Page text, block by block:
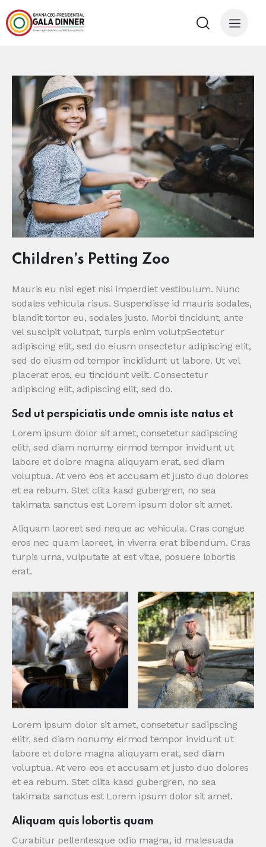
Children’s Petting Zoo
Mauris eu nisi eget nisi imperdiet vestibulum. Nunc
sodales vehicula risus. Suspendisse id mauris sodales,
blandit tortor eu, sodales justo. Morbi tincidunt, ante
vel suscipit volutpat, turpis enim volutpSectetur
adipiscing elit, sed do eiusm onsectetur adipiscing elit,
sed do eiusm od tempor incididunt ut labore. Ut vel
placerat eros, eu tincidunt velit. Consectetur
adipiscing elit, adipiscing elit, sed do.
Sed ut perspiciatis unde omnis iste natus et
Lorem ipsum dolor sit amet, consetetur sadipscing
elitr, sed diam nonumy eirmod tempor invidunt ut
labore et dolore magna aliquyam erat, sed diam
voluptua. At vero eos et accusam et justo duo dolores
et ea rebum. Stet clita kasd gubergren, no sea
takimata sanctus est Lorem ipsum dolor sit amet.
Aliquam laoreet sed neque ac vehicula. Cras congue
eros nec quam laoreet, in viverra erat bibendum. Cras
turpis urna, vulputate at est vitae, posuere lobortis
erat.
Lorem ipsum dolor sit amet, consetetur sadipscing
elitr, sed diam nonumy eirmod tempor invidunt ut
labore et dolore magna aliquyam erat, sed diam
voluptua. At vero eos et accusam et justo duo dolores
et ea rebum. Stet clita kasd gubergren, no sea
takimata sanctus est Lorem ipsum dolor sit amet.
Aliquam quis lobortis quam
Curabitur pellentesque odio magna, id malesuada